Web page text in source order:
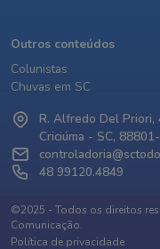
Outros conteúdos
Colunistas
Chuvas em SC
R. Alfredo Del Priori,
Criciúma - SC,
48 99120.4849
©2025 - Todos os direitos
Comunicação.
Política de privacidade